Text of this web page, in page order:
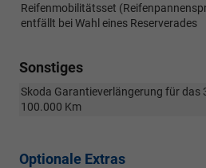
Reifenmobilitätsset
entfällt bei Wahl eines Reserverades
Sonstiges
Skoda Garantieverlängerung für das
100.000 Km
Optionale Extras